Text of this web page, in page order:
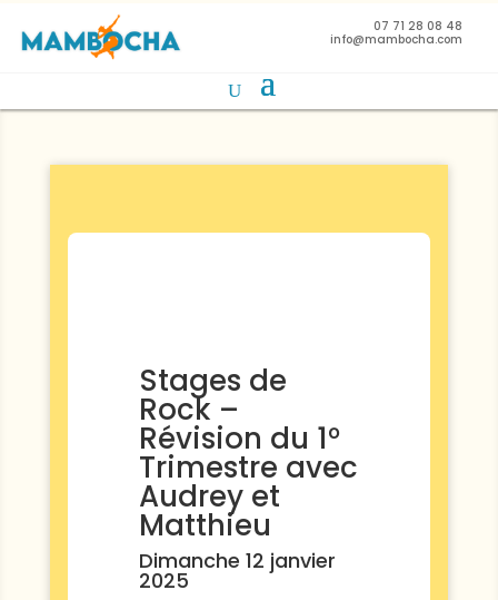
07 71 28 08 48
info@mambocha.com
Stages de
Rock –
Révision du 1°
Trimestre avec
Audrey et
Matthieu
Dimanche 12 janvier
2025